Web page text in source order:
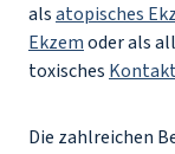
alsatopisches
Ekzemoder als
toxisches
Die zahlreichen